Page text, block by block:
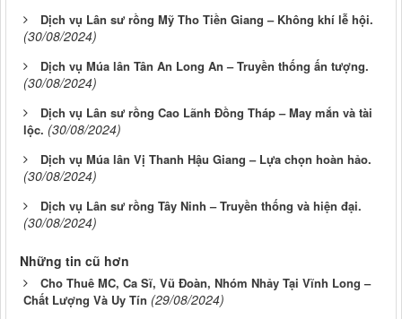
Dịch vụ Lân sư rồng Mỹ Tho Tiền Giang – Không khí lễ hội.
(30/08/2024)
Dịch vụ Múa lân Tân An Long An – Truyền thống ấn tượng.
(30/08/2024)
Dịch vụ Lân sư rồng Cao Lãnh Đồng Tháp – May mắn và tài
lộc. (30/08/2024)
Dịch vụ Múa lân Vị Thanh Hậu Giang – Lựa chọn hoàn hảo.
(30/08/2024)
Dịch vụ Lân sư rồng Tây Ninh – Truyền thống và hiện đại.
(30/08/2024)
Những tin cũ hơn
Cho Thuê MC, Ca Sĩ, Vũ Đoàn, Nhóm Nhảy Tại Vĩnh Long –
Chất Lượng Và Uy Tín (29/08/2024)